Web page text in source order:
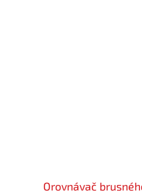
Orovnávač